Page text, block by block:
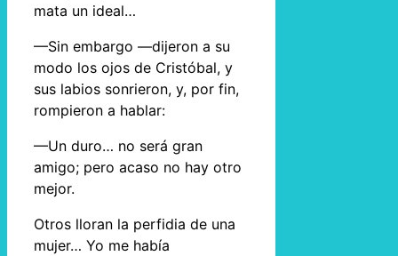
mata un ideal…
—Sin embargo —dijeron a su
modo los ojos de Cristóbal, y
sus labios sonrieron, y, por fin,
rompieron a hablar:
—Un duro… no será gran
amigo; pero acaso no hay otro
mejor.
Otros lloran la perfidia de una
mujer… Yo me había